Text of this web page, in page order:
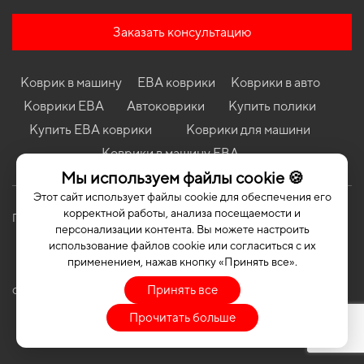
Мы используем файлы cookie 🍪
Этот сайт использует файлы cookie для обеспечения его
корректной работы, анализа посещаемости и
персонализации контента. Вы можете настроить
использование файлов cookie или согласиться с их
применением, нажав кнопку «Принять все».
Принять все
Прочитать больше
Коврики в салон Suzuki Jimny 1998 - 2018 III поколение EU
Коврики в салон Volvo S40 2004 - 2012 Sedan II поколение EU
Коврики в салон Kia XCeed 2019-… III поколение EU Crossover
Коврики в салон Skoda Octavia A7 2017 - 2020 III поколение EU
Liftback рест
Коврики в салон Audi Q5 (8R) 2012-2017 I поколение EU/USA
Crossover рест
Коврики в салон Peugeot Expert 2007 - 2016 II поколение EU
VAN
Заказать консультацию
Коврик в машину ЕВА коврики
Коврики в авто
Коврики ЕВА
Автоковрики
Купить полики
Купить ЕВА коврики
Коврики для машини
Коврики в машину ЕВА
Политика конфиденциальности Публичная оферта
COPYRIGHT | EVASOTA © 2026 | ALL RIGHTS RESERVED